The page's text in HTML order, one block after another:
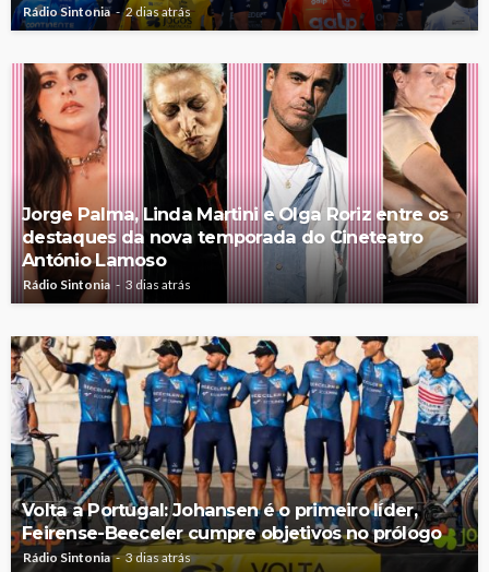
Rádio Sintonia 2 dias atrás
Jorge Palma, Linda Martini e Olga Roriz entre os
destaques da nova temporada do Cineteatro
António Lamoso
Rádio Sintonia 3 dias atrás
Volta a Portugal: Johansen é o primeiro líder,
Feirense-Beeceler cumpre objetivos no prólogo
Rádio Sintonia 3 dias atrás